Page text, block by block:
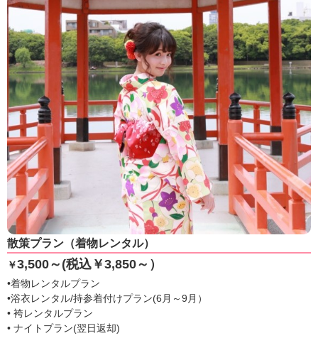
散策プラン（着物レンタル）
￥3,500～(税込￥3,850～）
•着物レンタルプラン
•浴衣レンタル/持参着付けプラン(6月～9月）
• 袴レンタルプラン
• ナイトプラン(翌日返却)